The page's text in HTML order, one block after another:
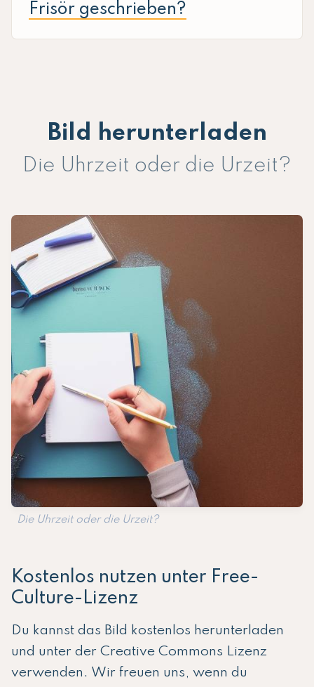
Frisör geschrieben?
Bild herunterladen
Die Uhrzeit oder die Urzeit?
Die Uhrzeit oder die Urzeit?
Kostenlos nutzen unter Free-
Culture-Lizenz
Du kannst das Bild kostenlos herunterladen
und unter der Creative Commons Lizenz
verwenden. Wir freuen uns, wenn du